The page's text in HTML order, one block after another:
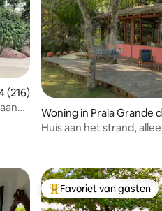
beoordeling van 4,84 op
(216)
Woning in Praia Grande
nete (Praia Deserto)
Huis aan het strand,
Topfavoriet van gasten
Favoriet van gasten